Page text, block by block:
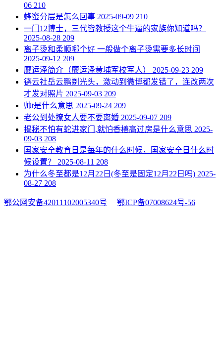
06 210
​蜂蜜分层是怎么回事 2025-09-09 210
​一门12博士，三代皆教授这个牛逼的家族你知道吗？
2025-08-28 209
​离子烫和柔顺哪个好 一般做个离子烫需要多长时间
2025-09-12 209
​廖运泽简介（廖运泽黄埔军校军人）
2025-09-23 209
​德云社岳云鹏剃光头，激动到微博都发错了，连改两次
才发对照片 2025-09-03 209
​帅t是什么意思 2025-09-24 209
​老公到处撩女人要不要离婚 2025-09-07 209
​揭秘不怕有蛇进家门,就怕香椿高过房是什么意思 2025-
09-03 208
​国家安全教育日是每年的什么时候，国家安全日什么时
候设置？
2025-08-11 208
​为什么冬至都是12月22日(冬至是固定12月22日吗) 2025-
08-27 208
鄂公网安备42011102005340号 鄂ICP备07008624号-56